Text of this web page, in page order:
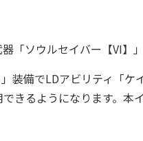
「ソウルセイバー【VI】
装備でLDアビリティ「
きるようになります。